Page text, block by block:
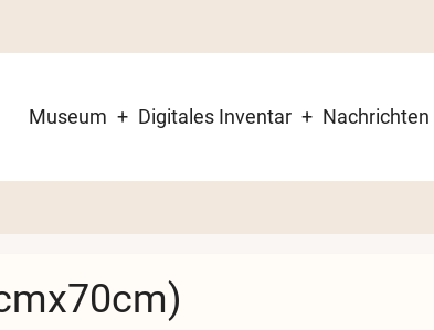
Museum Digitales Inventar Nachrichten